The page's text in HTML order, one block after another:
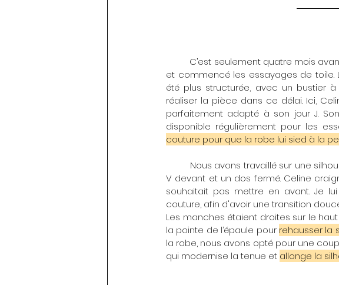
et commencé les essayages de
été plus structurée, avec un bustier
réaliser la pièce dans ce délai. Ici,
parfaitement adapté à son jour J.
disponible régulièrement pour les
couture pour que la robe lui sied à la
V devant et un dos fermé. Celine
souhaitait pas mettre en avant. Je
couture, afin d'avoir une transition
Les manches étaient droites sur le
la pointe de l’épaule pour rehausser la
la robe, nous avons opté pour une
qui modernise la tenue et allonge la